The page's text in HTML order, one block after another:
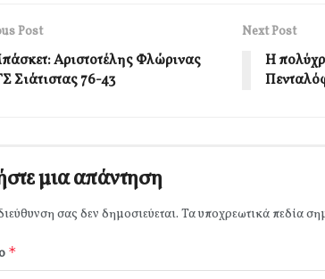
Post
Αριστοτέλης Φλώρινας
Σιάτιστας 76-43
Next Post
Η
μια απάντηση
σας δεν δημοσιεύεται. Τα υποχρεωτικά πεδία
*